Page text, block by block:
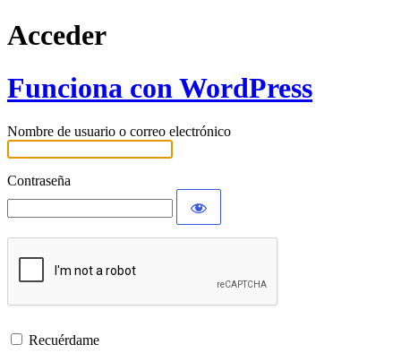
Acceder
Funciona con WordPress
Nombre de usuario o correo electrónico
Contraseña
Recuérdame